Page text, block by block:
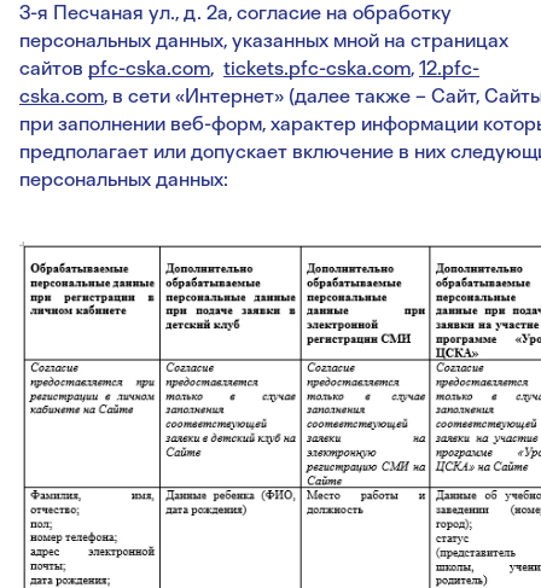
3-я Песчаная ул., д. 2а, согласие на обработку
персональных данных, указанных мной на страницах
сайтов pfc-cska.com, tickets.pfc-cska.com, 12.pfc-
cska.com, в сети «Интернет» (далее также – Сайт,
при заполнении веб-форм, характер информации
предполагает или допускает включение в них
персональных данных: